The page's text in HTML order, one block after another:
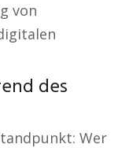
von
des
Wer